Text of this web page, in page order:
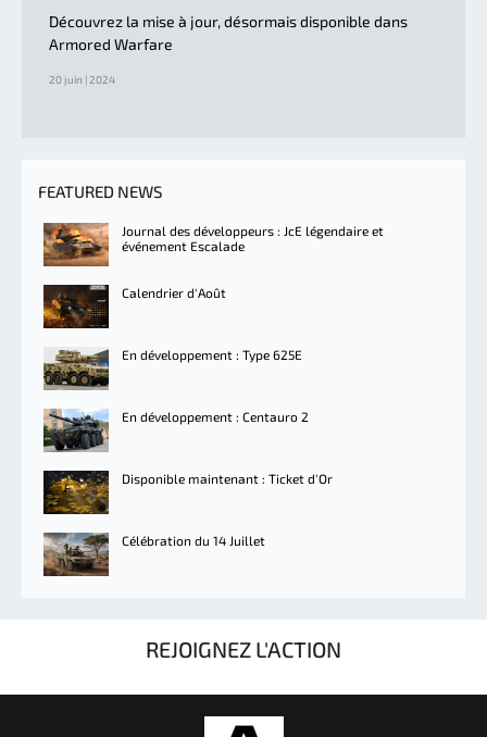
Découvrez la mise à jour, désormais disponible dans
Armored Warfare
20 juin | 2024
FEATURED NEWS
Journal des développeurs : JcE légendaire et
événement Escalade
Calendrier d'Août
En développement : Type 625E
En développement : Centauro 2
Disponible maintenant : Ticket d'Or
Célébration du 14 Juillet
REJOIGNEZ L'ACTION